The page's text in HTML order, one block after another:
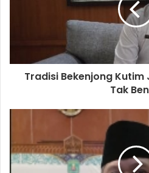
Tradisi Bekenjong
Tak